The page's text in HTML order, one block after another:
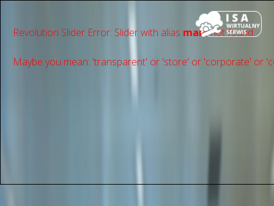
Revolution Slider Error: Slider with alias mainnot found.
Maybe you mean: 'transparent' or 'store' or 'сorporate' or